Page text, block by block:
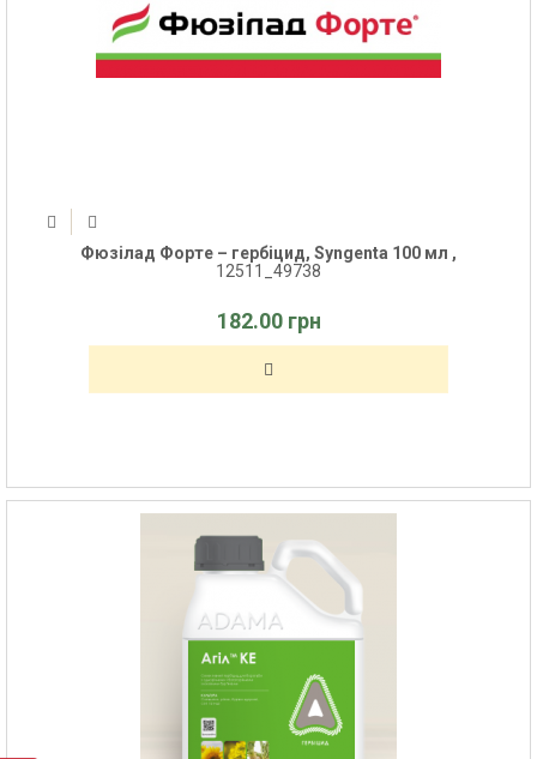
Фюзілад Форте – гербіцид, Syngenta 100 мл ,
12511_49738
182.00 грн